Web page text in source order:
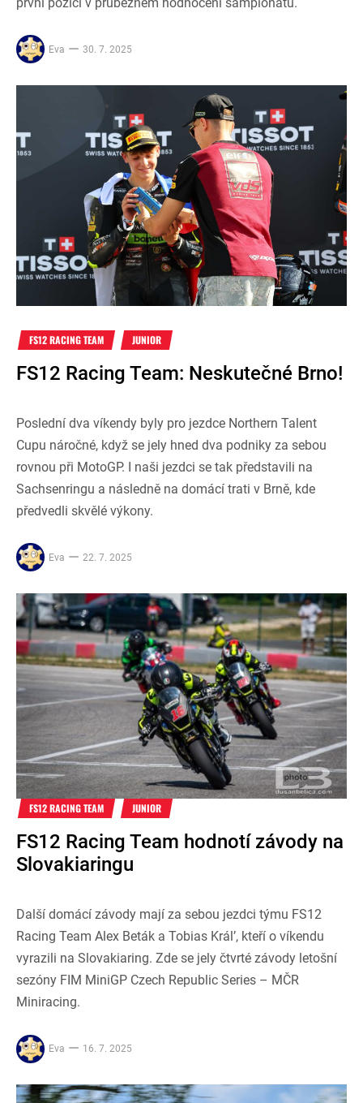
Eva 30. 7. 2025
FS12 RACING TEAM JUNIOR
FS12 Racing Team: Neskutečné Brno!
Poslední dva víkendy byly pro jezdce Northern Talent
Cupu náročné, když se jely hned dva podniky za sebou
rovnou při MotoGP. I naši jezdci se tak představili na
Sachsenringu a následně na domácí trati v Brně, kde
předvedli skvělé výkony.
Eva 22. 7. 2025
FS12 RACING TEAM JUNIOR
FS12 Racing Team hodnotí závody na
Slovakiaringu
Další domácí závody mají za sebou jezdci týmu FS12
Racing Team Alex Beták a Tobias Král’, kteří o víkendu
vyrazili na Slovakiaring. Zde se jely čtvrté závody letošní
sezóny FIM MiniGP Czech Republic Series – MČR
Miniracing.
Eva 16. 7. 2025